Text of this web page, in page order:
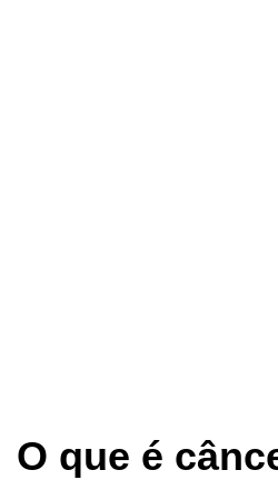
O que é